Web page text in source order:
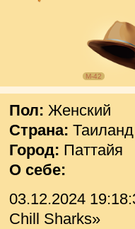
М-42
Пол: Женский
Страна: Таиланд
Город: Паттайя
О себе:
03.12.2024
Chill Sharks»